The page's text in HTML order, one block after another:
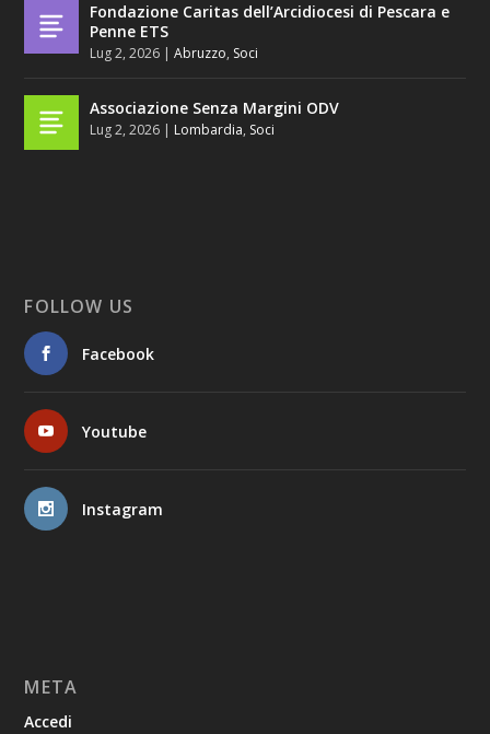
Fondazione Caritas dell’Arcidiocesi di Pescara e
Penne ETS
Lug 2, 2026 |Abruzzo, Soci
Associazione Senza Margini ODV
Lug 2, 2026 | Lombardia, Soci
FOLLOW US
Facebook
Youtube
Instagram
META
Accedi